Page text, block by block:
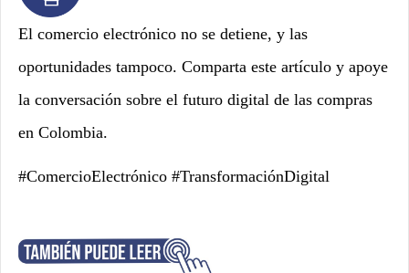
El comercio electrónico no se detiene, y las
oportunidades tampoco. Comparta este artículo y apoye
la conversación sobre el futuro digital de las compras
en Colombia.
#ComercioElectrónico #TransformaciónDigital